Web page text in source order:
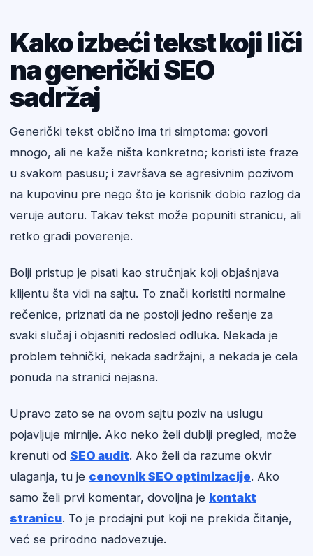
Kako izbeći tekst koji liči
na generički SEO
sadržaj
Generički tekst obično ima tri simptoma: govori
mnogo, ali ne kaže ništa konkretno; koristi iste fraze
u svakom pasusu; i završava se agresivnim pozivom
na kupovinu pre nego što je korisnik dobio razlog da
veruje autoru. Takav tekst može popuniti stranicu, ali
retko gradi poverenje.
Bolji pristup je pisati kao stručnjak koji objašnjava
klijentu šta vidi na sajtu. To znači koristiti normalne
rečenice, priznati da ne postoji jedno rešenje za
svaki slučaj i objasniti redosled odluka. Nekada je
problem tehnički, nekada sadržajni, a nekada je cela
ponuda na stranici nejasna.
Upravo zato se na ovom sajtu poziv na uslugu
pojavljuje mirnije. Ako neko želi dublji pregled, može
krenuti od SEO audit. Ako želi da razume okvir
ulaganja, tu je cenovnik SEO optimizacije. Ako
samo želi prvi komentar, dovoljna je kontakt
stranicu. To je prodajni put koji ne prekida čitanje,
već se prirodno nadovezuje.